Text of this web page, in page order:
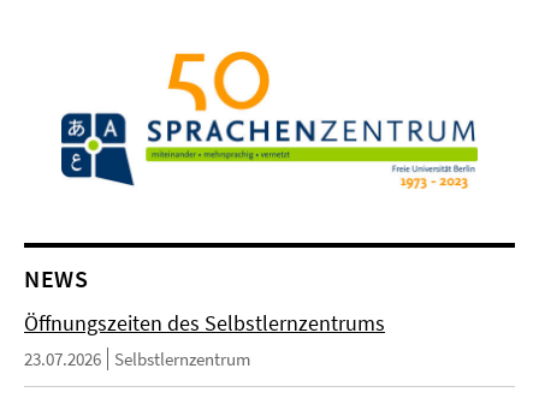
NEWS
Öffnungszeiten des Selbstlernzentrums
23.07.2026 Selbstlernzentrum